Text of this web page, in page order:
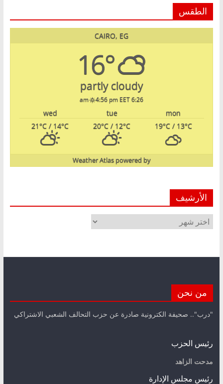
الطقس
CAIRO, EG
16°
partly cloudy
6:26 am
4:56 pm EET
mon
tue
wed
19°C/ 13°C
20°C / 12°C
21°C / 14°C
powered by
Weather Atlas
الأرشيف
الأرشيف
من نحن
"درب".. صحيفة الكترونية صادرة عن حزب التحالف الشعبي الاشتراكي
رئيس الحزب
مدحت الزاهد
رئيس مجلس الإدارة